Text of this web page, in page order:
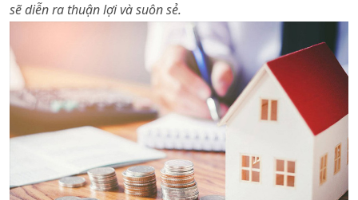
sẽ diễn ra thuận lợi và suôn sẻ.